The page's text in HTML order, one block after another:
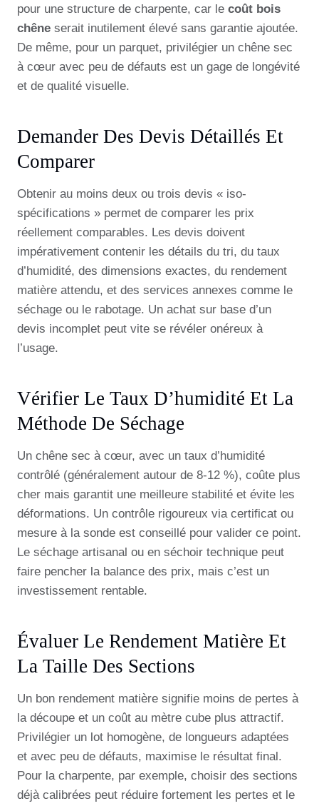
pour une structure de charpente, car le coût bois
chêne serait inutilement élevé sans garantie ajoutée.
De même, pour un parquet, privilégier un chêne sec
à cœur avec peu de défauts est un gage de longévité
et de qualité visuelle.
Demander Des Devis Détaillés Et
Comparer
Obtenir au moins deux ou trois devis « iso-
spécifications » permet de comparer les prix
réellement comparables. Les devis doivent
impérativement contenir les détails du tri, du taux
d’humidité, des dimensions exactes, du rendement
matière attendu, et des services annexes comme le
séchage ou le rabotage. Un achat sur base d’un
devis incomplet peut vite se révéler onéreux à
l’usage.
Vérifier Le Taux D’humidité Et La
Méthode De Séchage
Un chêne sec à cœur, avec un taux d’humidité
contrôlé (généralement autour de 8-12 %), coûte plus
cher mais garantit une meilleure stabilité et évite les
déformations. Un contrôle rigoureux via certificat ou
mesure à la sonde est conseillé pour valider ce point.
Le séchage artisanal ou en séchoir technique peut
faire pencher la balance des prix, mais c’est un
investissement rentable.
Évaluer Le Rendement Matière Et
La Taille Des Sections
Un bon rendement matière signifie moins de pertes à
la découpe et un coût au mètre cube plus attractif.
Privilégier un lot homogène, de longueurs adaptées
et avec peu de défauts, maximise le résultat final.
Pour la charpente, par exemple, choisir des sections
déjà calibrées peut réduire fortement les pertes et le